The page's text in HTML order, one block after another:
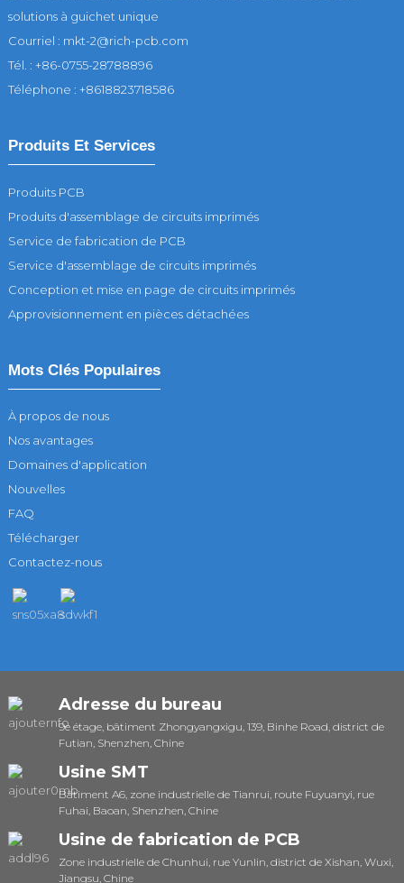
solutions à guichet unique
Courriel : mkt-2@rich-pcb.com
Tél. : +86-0755-28788896
Téléphone : +8618823718586
Produits Et Services
Produits PCB
Produits d'assemblage de circuits imprimés
Service de fabrication de PCB
Service d'assemblage de circuits imprimés
Conception et mise en page de circuits imprimés
Approvisionnement en pièces détachées
Mots Clés Populaires
À propos de nous
Nos avantages
Domaines d'application
Nouvelles
FAQ
Télécharger
Contactez-nous
Adresse du bureau
9e étage, bâtiment Zhongyangxigu, 139, Binhe Road, district de
Futian, Shenzhen, Chine
Usine SMT
Bâtiment A6, zone industrielle de Tianrui, route Fuyuanyi, rue
Fuhai, Baoan, Shenzhen, Chine
Usine de fabrication de PCB
Zone industrielle de Chunhui, rue Yunlin, district de Xishan, Wuxi,
Jiangsu, Chine